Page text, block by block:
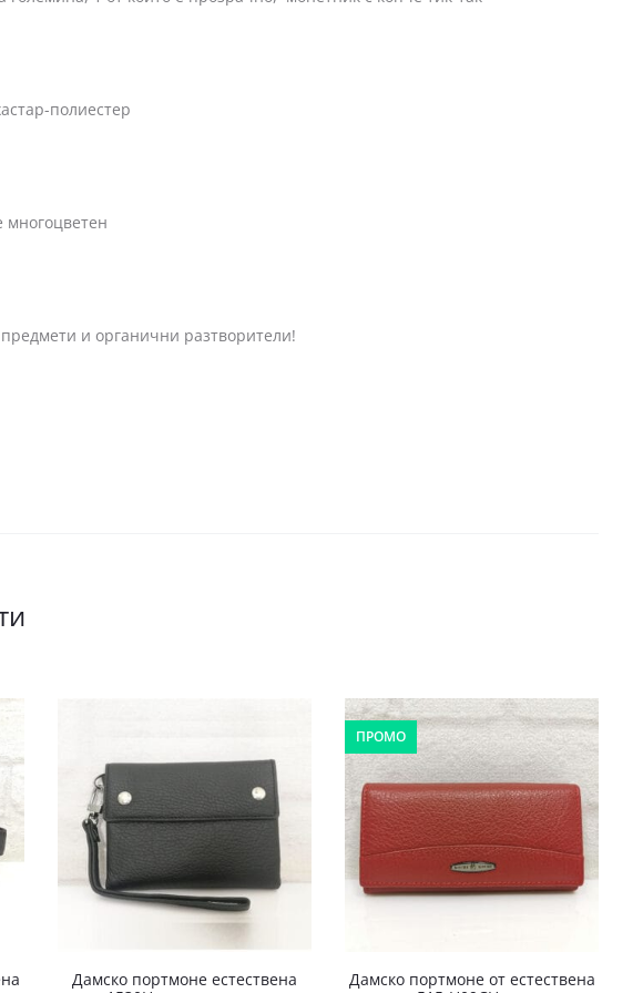
полиестер
многоцветен
и органични разтворители!
Дамско портмоне естествена
ПРОМО
Дамско портмоне от естествена